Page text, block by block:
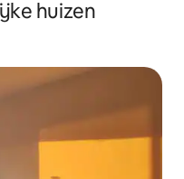
huizen